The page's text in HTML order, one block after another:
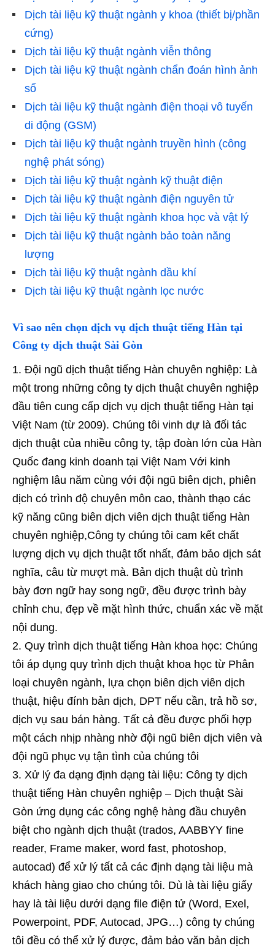
Dịch tài liệu kỹ thuật ngành y khoa (thiết bị/phần
cứng)
Dịch tài liệu kỹ thuật ngành viễn thông
Dịch tài liệu kỹ thuật ngành chẩn đoán hình ảnh
số
Dịch tài liệu kỹ thuật ngành điện thoại vô tuyến
di động (GSM)
Dịch tài liệu kỹ thuật ngành truyền hình (công
nghệ phát sóng)
Dịch tài liệu kỹ thuật ngành kỹ thuật điện
Dịch tài liệu kỹ thuật ngành điện nguyên tử
Dịch tài liệu kỹ thuật ngành khoa học và vật lý
Dịch tài liệu kỹ thuật ngành bảo toàn năng
lượng
Dịch tài liệu kỹ thuật ngành dầu khí
Dịch tài liệu kỹ thuật ngành lọc nước
Vì sao nên chọn dịch vụ dịch thuật tiếng Hàn tại
Công ty dịch thuật Sài Gòn
Đội ngũ dịch thuật tiếng Hàn chuyên nghiệp: Là
một trong những công ty dịch thuật chuyên nghiệp
đầu tiên cung cấp dịch vụ dịch thuật tiếng Hàn tại
Việt Nam (từ 2009). Chúng tôi vinh dự là đối tác
dịch thuật của nhiều công ty, tập đoàn lớn của Hàn
Quốc đang kinh doanh tại Việt Nam Với kinh
nghiệm lâu năm cùng với đội ngũ biên dịch, phiên
dịch có trình độ chuyên môn cao, thành thạo các
kỹ năng cũng biên dịch viên dịch thuật tiếng Hàn
chuyên nghiệp,Công ty chúng tôi cam kết chất
lượng dịch vụ dịch thuật tốt nhất, đảm bảo dịch sát
nghĩa, câu từ mượt mà. Bản dịch thuật dù trình
bày đơn ngữ hay song ngữ, đều được trình bày
chỉnh chu, đẹp về mặt hình thức, chuẩn xác về mặt
nội dung.
Quy trình dịch thuật tiếng Hàn khoa học: Chúng
tôi áp dụng quy trình dịch thuật khoa học từ Phân
loại chuyên ngành, lựa chọn biên dịch viên dịch
thuật, hiệu đính bản dịch, DPT nếu cần, trả hồ sơ,
dịch vụ sau bán hàng. Tất cả đều được phối hợp
một cách nhịp nhàng nhờ đội ngũ biên dịch viên và
đội ngũ phục vụ tận tình của chúng tôi
Xử lý đa dạng định dạng tài liệu: Công ty dịch
thuật tiếng Hàn chuyên nghiệp – Dịch thuật Sài
Gòn ứng dụng các công nghệ hàng đầu chuyên
biệt cho ngành dịch thuật (trados, AABBYY fine
reader, Frame maker, word fast, photoshop,
autocad) để xử lý tất cả các định dạng tài liệu mà
khách hàng giao cho chúng tôi. Dù là tài liệu giấy
hay là tài liệu dưới dạng file điện tử (Word, Exel,
Powerpoint, PDF, Autocad, JPG…) công ty chúng
tôi đều có thể xử lý được, đảm bảo văn bản dịch